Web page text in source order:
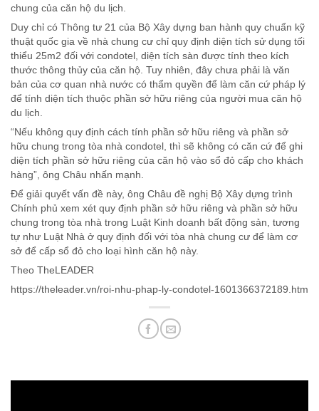
chung của căn hộ du lịch.
Duy chỉ có Thông tư 21 của Bộ Xây dựng ban hành quy chuẩn kỹ
thuật quốc gia về nhà chung cư chỉ quy định diện tích sử dụng tối
thiểu 25m2 đối với condotel, diện tích sàn được tính theo kích
thước thông thủy của căn hộ. Tuy nhiên, đây chưa phải là văn
bản của cơ quan nhà nước có thẩm quyền để làm căn cứ pháp lý
để tính diện tích thuộc phần sở hữu riêng của người mua căn hộ
du lịch.
“Nếu không quy định cách tính phần sở hữu riêng và phần sở
hữu chung trong tòa nhà condotel, thì sẽ không có căn cứ để ghi
diện tích phần sở hữu riêng của căn hộ vào sổ đỏ cấp cho khách
hàng”, ông Châu nhấn mạnh.
Để giải quyết vấn đề này, ông Châu đề nghị Bộ Xây dựng trình
Chính phủ xem xét quy định phần sở hữu riêng và phần sở hữu
chung trong tòa nhà trong Luật Kinh doanh bất động sản, tương
tự như Luật Nhà ở quy định đối với tòa nhà chung cư để làm cơ
sở để cấp sổ đỏ cho loại hình căn hộ này.
Theo TheLEADER
https://theleader.vn/roi-nhu-phap-ly-condotel-1601366372189.htm